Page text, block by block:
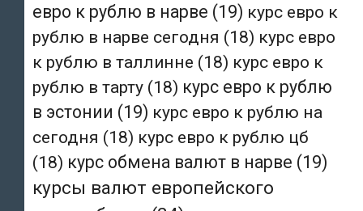
евро к рублю в нарве (19) курс евро к
рублю в нарве сегодня (18) курс евро
к рублю в таллинне (18) курс евро к
рублю в тарту (18) курс евро к рублю
в эстонии (19) курс евро к рублю на
сегодня (18) курс евро к рублю цб
(18) курс обмена валют в нарве (19)
курсы валют европейского